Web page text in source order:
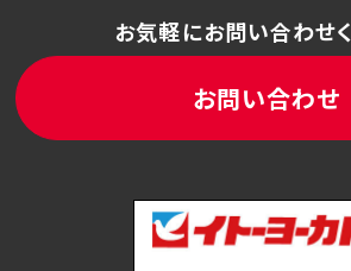
お気軽にお問い合わせ
お問い合わせ